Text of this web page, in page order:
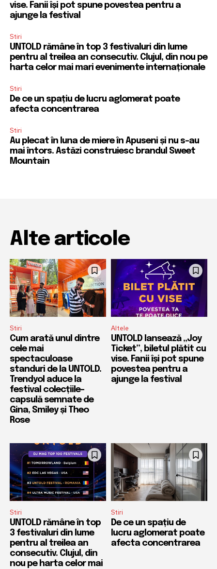
vise. Fanii își pot spune povestea pentru a
ajunge la festival
Stiri
UNTOLD rămâne în top 3 festivaluri din lume
pentru al treilea an consecutiv. Clujul, din nou pe
harta celor mai mari evenimente internaționale
Stiri
De ce un spațiu de lucru aglomerat poate
afecta concentrarea
Stiri
Au plecat în luna de miere în Apuseni și nu s-au
mai întors. Astăzi construiesc brandul Sweet
Mountain
Alte articole
Stiri
Cum arată unul dintre
cele mai
spectaculoase
standuri de la UNTOLD.
Trendyol aduce la
festival colecțiile-
capsulă semnate de
Gina, Smiley și Theo
Rose
Altele
UNTOLD lansează „Joy
Ticket”, biletul plătit cu
vise. Fanii își pot spune
povestea pentru a
ajunge la festival
Stiri
UNTOLD rămâne în top
3 festivaluri din lume
pentru al treilea an
consecutiv. Clujul, din
nou pe harta celor mai
Stiri
De ce un spațiu de
lucru aglomerat poate
afecta concentrarea